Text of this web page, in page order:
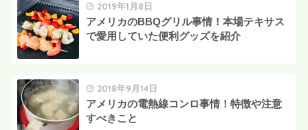
2019年1月8日
アメリカのBBQグリル事情！本場テキサス
で愛用していた便利グッズを紹介
2018年9月14日
アメリカの電熱線コンロ事情！特徴や注意
すべきこと